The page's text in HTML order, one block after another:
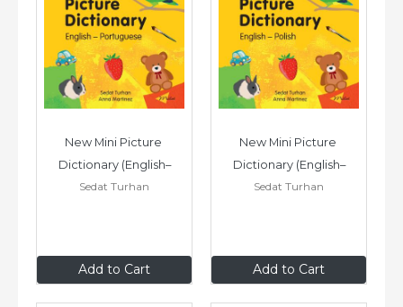
Add to Cart
New Mini Picture
Dictionary (English–
Portuguese)
Sedat Turhan
$9.99 Add to Cart
New Mini Picture
Dictionary (English–
Polish)
Sedat Turhan
$9.99